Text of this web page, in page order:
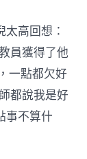
高回想：
員獲得了他
一點都欠好
都說我是好
事不算什